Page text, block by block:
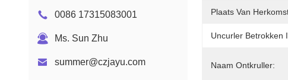
0086 17315083001
Ms. Sun Zhu
summer@czjayu.com
Plaats Van
Uncurler Betrokken
Naam Ontkruller: